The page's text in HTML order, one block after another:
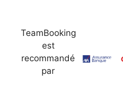
TeamBooking
est
recommandé
par